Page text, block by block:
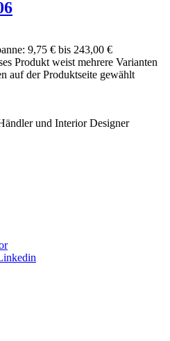
9,75 € bis 243,00 €
Produkt weist mehrere Varianten
auf der Produktseite gewählt
und Interior Designer